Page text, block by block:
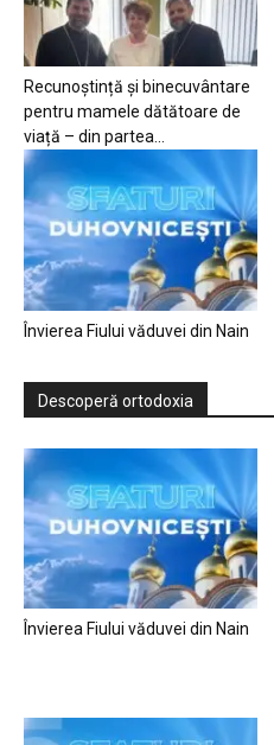
Recunoștință și binecuvântare
pentru mamele dătătoare de
viață – din partea...
Învierea Fiului văduvei din Nain
Descoperă ortodoxia
Învierea Fiului văduvei din Nain